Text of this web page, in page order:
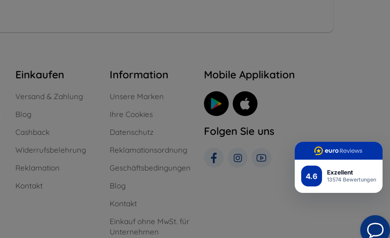
4.6 Exzellent
13574 Bewertungen
Einkaufen
Versand & Zahlung
Blog
Cashback
Widerrufsbelehrung
Reklamation
Kontakt
Information
Unsere Marken
Ihre Cookies
Datenschutz
Reklamationsordnung
Geschäftsbedingungen
Blog
Kontakt
Einkauf ohne MwSt. für
Unternehmen
Mobile Applikation
Folgen Sie uns